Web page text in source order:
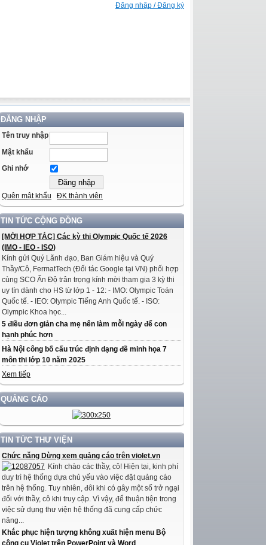
Đăng nhập / Đăng ký
ĐĂNG NHẬP
Tên truy nhập
Mật khẩu
Ghi nhớ
Quên mật khẩu ĐK thành viên
TIN TỨC CỘNG ĐỒNG
[MỜI HỢP TÁC] Các kỳ thi Olympic Quốc tế 2026
(IMO - IEO - ISO)
Kính gửi Quý Lãnh đạo, Ban Giám hiệu và Quý
Thầy/Cô, FermatTech (Đối tác Google tại VN) phối hợp
cùng SCO Ấn Độ trân trọng kính mời tham gia 3 kỳ thi
uy tín dành cho HS từ lớp 1 - 12: - IMO: Olympic Toán
Quốc tế. - IEO: Olympic Tiếng Anh Quốc tế. - ISO:
Olympic Khoa học...
5 điều đơn giản cha mẹ nên làm mỗi ngày để con
hạnh phúc hơn
Hà Nội công bố cấu trúc định dạng đề minh họa 7
môn thi lớp 10 năm 2025
Xem tiếp
QUẢNG CÁO
TIN TỨC THƯ VIỆN
Chức năng Dừng xem quảng cáo trên violet.vn
Kính chào các thầy, cô! Hiện tại, kinh phí
duy trì hệ thống dựa chủ yếu vào việc đặt quảng cáo
trên hệ thống. Tuy nhiên, đôi khi có gây một số trở ngại
đối với thầy, cô khi truy cập. Vì vậy, để thuận tiện trong
việc sử dụng thư viện hệ thống đã cung cấp chức
năng...
Khắc phục hiện tượng không xuất hiện menu Bộ
công cụ Violet trên PowerPoint và Word